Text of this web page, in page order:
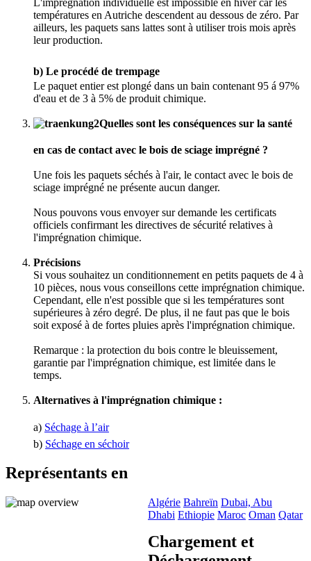
températures en Autriche descendent au dessous de zéro. Par
ailleurs, les paquets sans lattes sont à utiliser trois mois après
leur production.
b) Le procédé de trempage
Le paquet entier est plongé dans un bain contenant 95 á 97%
d'eau et de 3 à 5% de produit chimique.
Quelles sont les conséquences sur la santé
en cas de contact avec le bois de sciage imprégné ?
Une fois les paquets séchés à l'air, le contact avec le bois de
sciage imprégné ne présente aucun danger.
Nous pouvons vous envoyer sur demande les certificats
officiels confirmant les directives de sécurité relatives à
l'imprégnation chimique.
Précisions
Si vous souhaitez un conditionnement en petits paquets de 4 à
10 pièces, nous vous conseillons cette imprégnation chimique.
Cependant, elle n'est possible que si les températures sont
supérieures à zéro degré. De plus, il ne faut pas que le bois
soit exposé à de fortes pluies après l'imprégnation chimique.
Remarque : la protection du bois contre le bleuissement,
garantie par l'imprégnation chimique, est limitée dans le
temps.
Alternatives à l'imprégnation chimique :
a) Séchage à l’air
b) Séchage en séchoir
Représentants en
Algérie Bahreïn Dubai, Abu
Dhabi Ethiopie Maroc Oman Qatar
Chargement et